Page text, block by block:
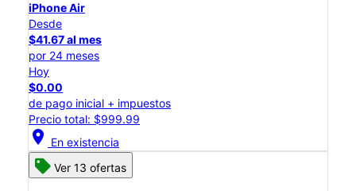
iPhone Air
Desde
$41.67 al mes
por 24 meses
Hoy
$0.00
de pago inicial + impuestos
Precio total: $999.99
location_on En existencia
Ver 13 ofertas